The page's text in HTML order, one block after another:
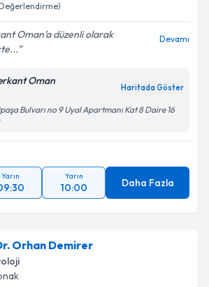
Oman’a düzenli olarak
Devamı
Oman
Haritada Göster
Bulvarı no 9 Uyal Apartmanı Kat 8 Daire 16
Yarın Yarın
10:00 Daha Fazla
Orhan Demirer